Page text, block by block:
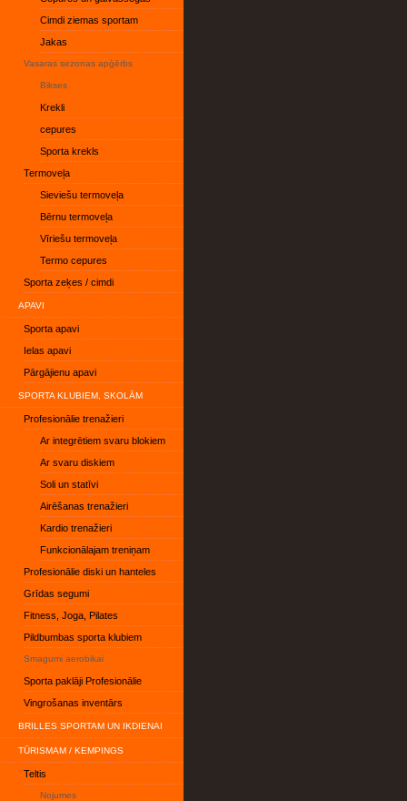
Cimdi ziemas sportam
Jakas
Vasaras sezonas apģērbs
Bikses
Krekli
cepures
Sporta krekls
Termoveļa
Sieviešu termoveļa
Bērnu termoveļa
Vīriešu termoveļa
Termo cepures
Sporta zeķes / cimdi
APAVI
Sporta apavi
Ielas apavi
Pārgājienu apavi
SPORTA KLUBIEM, SKOLĀM
Profesionālie trenažieri
Ar integrētiem svaru blokiem
Ar svaru diskiem
Soli un statīvi
Airēšanas trenažieri
Kardio trenažieri
Funkcionālajam treniņam
Profesionālie diski un hanteles
Grīdas segumi
Fitness, Joga, Pilates
Pildbumbas sporta klubiem
Smagumi aerobikai
Sporta paklāji Profesionālie
Vingrošanas inventārs
BRILLES SPORTAM UN IKDIENAI
TŪRISMAM / KEMPINGS
Teltis
Nojumes